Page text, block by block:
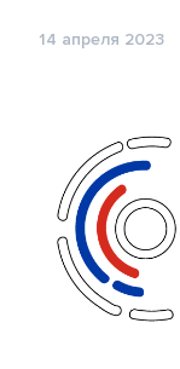
14 апреля 2023